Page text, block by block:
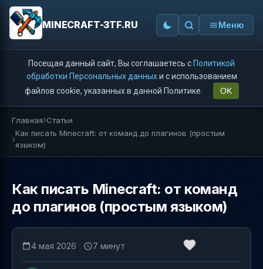
MINECRAFT-3TF.RU Меню
Посещая данный сайт, Вы соглашаетесь с Политикой
обработки Персональных данныхи с использованием
файлов cookie, указанных в данной Политике.
OK
Главная Статьи
Как писать Minecraft: от команд до плагинов (простым
языком)
Как писать Minecraft: от команд
до плагинов (простым языком)
4 мая 2026 7 минут